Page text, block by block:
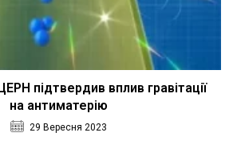
підтвердив вплив гравітації
на антиматерію
29 Вересня 2023